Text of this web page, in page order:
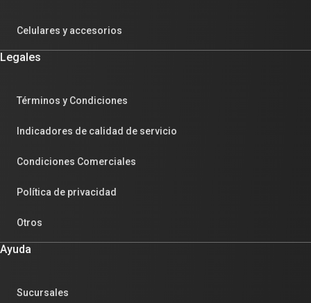
Celulares y accesorios
Legales
Términos y Condiciones
Indicadores de calidad de servicio
Condiciones Comerciales
Política de privacidad
Otros
Ayuda
Sucursales